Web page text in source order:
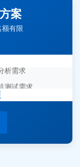
案
有限
试验需求
析需求
需求
需求